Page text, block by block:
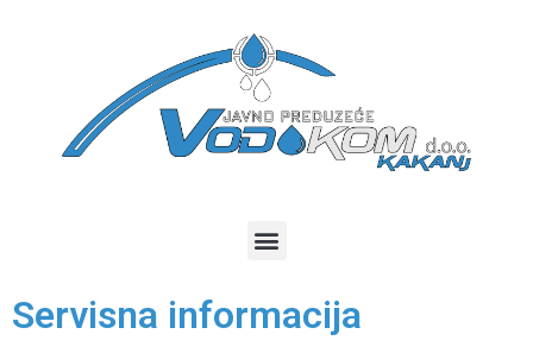
Servisna informacija